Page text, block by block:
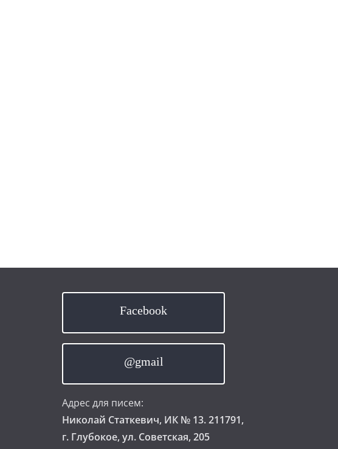
Facebook
@gmail
Адрес для писем:
Николай Статкевич, ИК № 13. 211791,
г. Глубокое, ул. Советская, 205